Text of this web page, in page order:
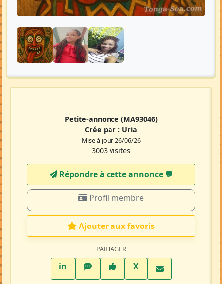
Petite-annonce (MA93046)
Crée par : Uria
Mise à jour 26/06/26
3003 visites
Répondre à cette annonce 💬​
Profil membre
Ajouter aux favoris
PARTAGER
inLinkedInWhatsAppFacebook
XTwitter X